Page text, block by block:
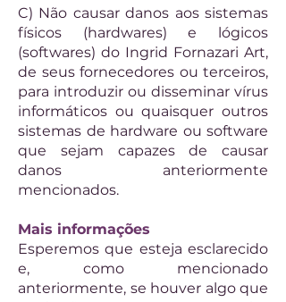
C) Não causar danos aos sistemas
físicos (hardwares) e lógicos
(softwares) do Ingrid Fornazari Art,
de seus fornecedores ou terceiros,
para introduzir ou disseminar vírus
informáticos ou quaisquer outros
sistemas de hardware ou software
que sejam capazes de causar
danos anteriormente
mencionados.
Mais informações
Esperemos que esteja esclarecido
e, como mencionado
anteriormente, se houver algo que